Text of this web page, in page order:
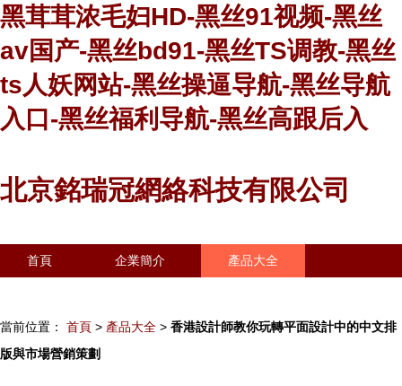
黑茸茸浓毛妇HD-黑丝91视频-黑丝
av国产-黑丝bd91-黑丝TS调教-黑丝
ts人妖网站-黑丝操逼导航-黑丝导航
入口-黑丝福利导航-黑丝高跟后入
北京銘瑞冠網絡科技有限公司
首頁 企業簡介 產品大全
當前位置： 首頁 > 產品大全 > 香港設計師教你玩轉平面設計中的中文排
版與市場營銷策劃